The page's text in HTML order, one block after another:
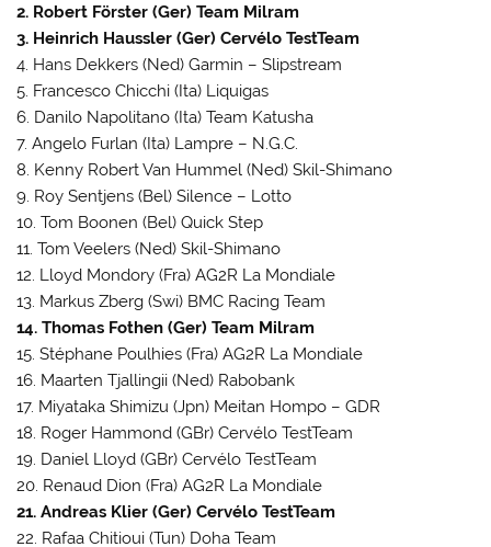
2. Robert Förster (Ger) Team Milram
3. Heinrich Haussler (Ger) Cervélo TestTeam
4. Hans Dekkers (Ned) Garmin – Slipstream
5. Francesco Chicchi (Ita) Liquigas
6. Danilo Napolitano (Ita) Team Katusha
7. Angelo Furlan (Ita) Lampre – N.G.C.
8. Kenny Robert Van Hummel (Ned) Skil-Shimano
9. Roy Sentjens (Bel) Silence – Lotto
10. Tom Boonen (Bel) Quick Step
11. Tom Veelers (Ned) Skil-Shimano
12. Lloyd Mondory (Fra) AG2R La Mondiale
13. Markus Zberg (Swi) BMC Racing Team
14. Thomas Fothen (Ger) Team Milram
15. Stéphane Poulhies (Fra) AG2R La Mondiale
16. Maarten Tjallingii (Ned) Rabobank
17. Miyataka Shimizu (Jpn) Meitan Hompo – GDR
18. Roger Hammond (GBr) Cervélo TestTeam
19. Daniel Lloyd (GBr) Cervélo TestTeam
20. Renaud Dion (Fra) AG2R La Mondiale
21. Andreas Klier (Ger) Cervélo TestTeam
22. Rafaa Chitioui (Tun) Doha Team